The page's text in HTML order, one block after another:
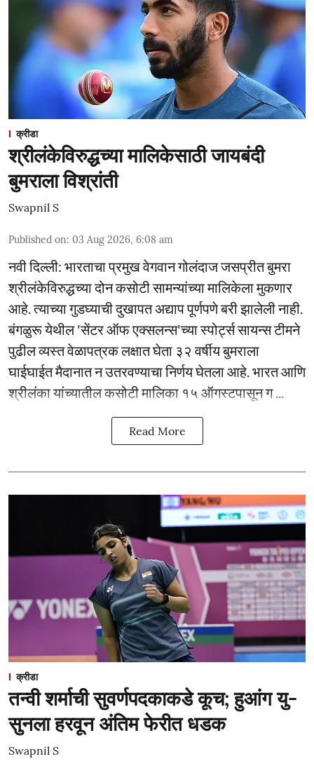
क्रीडा
श्रीलंकेविरुद्धच्या मालिकेसाठी जायबंदी
बुमराला विश्रांती
Swapnil S
Published on: 03 Aug 2026, 6:08 am
नवी दिल्ली: भारताचा प्रमुख वेगवान गोलंदाज जसप्रीत बुमरा
श्रीलंकेविरुद्धच्या दोन कसोटी सामन्यांच्या मालिकेला मुकणार
आहे. त्याच्या गुडघ्याची दुखापत अद्याप पूर्णपणे बरी झालेली नाही.
बंगळुरू येथील 'सेंटर ऑफ एक्सलन्स'च्या स्पोर्ट्स सायन्स टीमने
पुढील व्यस्त वेळापत्रक लक्षात घेता ३२ वर्षीय बुमराला
घाईघाईत मैदानात न उतरवण्याचा निर्णय घेतला आहे. भारत आणि
श्रीलंका यांच्यातील कसोटी मालिका १५ ऑगस्टपासून ग ...
Read More
क्रीडा
तन्वी शर्माची सुवर्णपदकाकडे कूच; हुआंग यु-
सुनला हरवून अंतिम फेरीत धडक
Swapnil S